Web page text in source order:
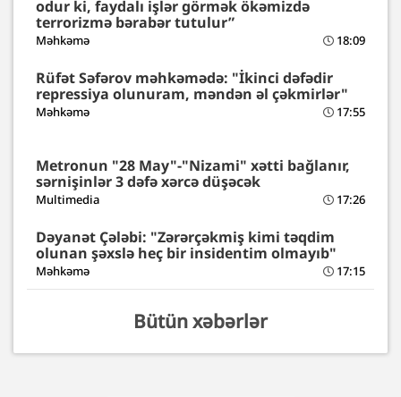
odur ki, faydalı işlər görmək ökəmizdə
terrorizmə bərabər tutulur”
Məhkəmə 18:09
Rüfət Səfərov məhkəmədə: "İkinci dəfədir
repressiya olunuram, məndən əl çəkmirlər"
Məhkəmə 17:55
Metronun "28 May"-"Nizami" xətti bağlanır,
sərnişinlər 3 dəfə xərcə düşəcək
Multimedia 17:26
Dəyanət Çələbi: "Zərərçəkmiş kimi təqdim
olunan şəxslə heç bir insidentim olmayıb"
Məhkəmə 17:15
Bütün xəbərlər